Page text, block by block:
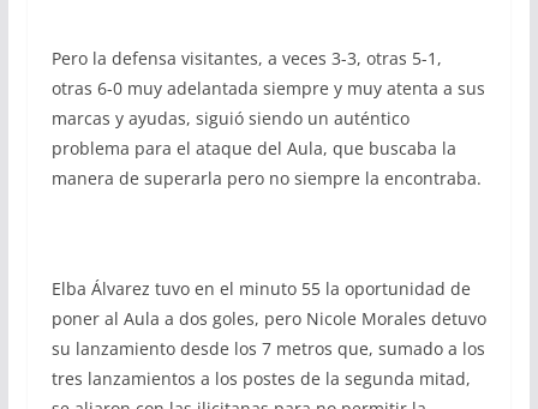
Pero la defensa visitantes, a veces 3-3, otras 5-1,
otras 6-0 muy adelantada siempre y muy atenta a sus
marcas y ayudas, siguió siendo un auténtico
problema para el ataque del Aula, que buscaba la
manera de superarla pero no siempre la encontraba.
Elba Álvarez tuvo en el minuto 55 la oportunidad de
poner al Aula a dos goles, pero Nicole Morales detuvo
su lanzamiento desde los 7 metros que, sumado a los
tres lanzamientos a los postes de la segunda mitad,